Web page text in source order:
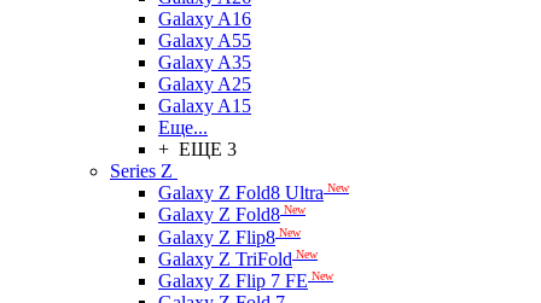
Galaxy A16
Galaxy A55
Galaxy A35
Galaxy A25
Galaxy A15
Еще...
+ ЕЩЕ 3
Series Z
Galaxy Z Fold8 Ultra New
Galaxy Z Fold8 New
Galaxy Z Flip8 New
Galaxy Z TriFold New
Galaxy Z Flip 7 FE New